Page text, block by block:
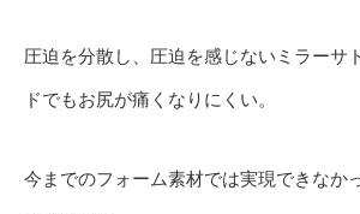
圧迫を分散し、圧迫を感じないミラーサ
ドでもお尻が痛くなりにくい。
今までのフォーム素材では実現できなか